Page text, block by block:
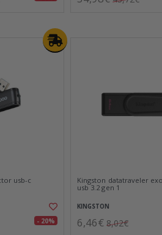
usb-c
- 20%
Kingston datatraveler
usb 3.2 gen 1
KINGSTON
6,46€ 8,02€